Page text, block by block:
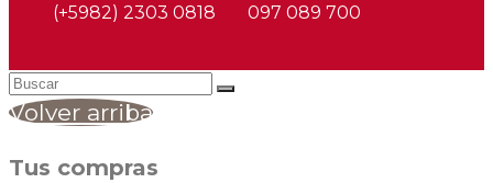
(+5982) 2303 0818
097 089 700
Volver arriba
Tus compras